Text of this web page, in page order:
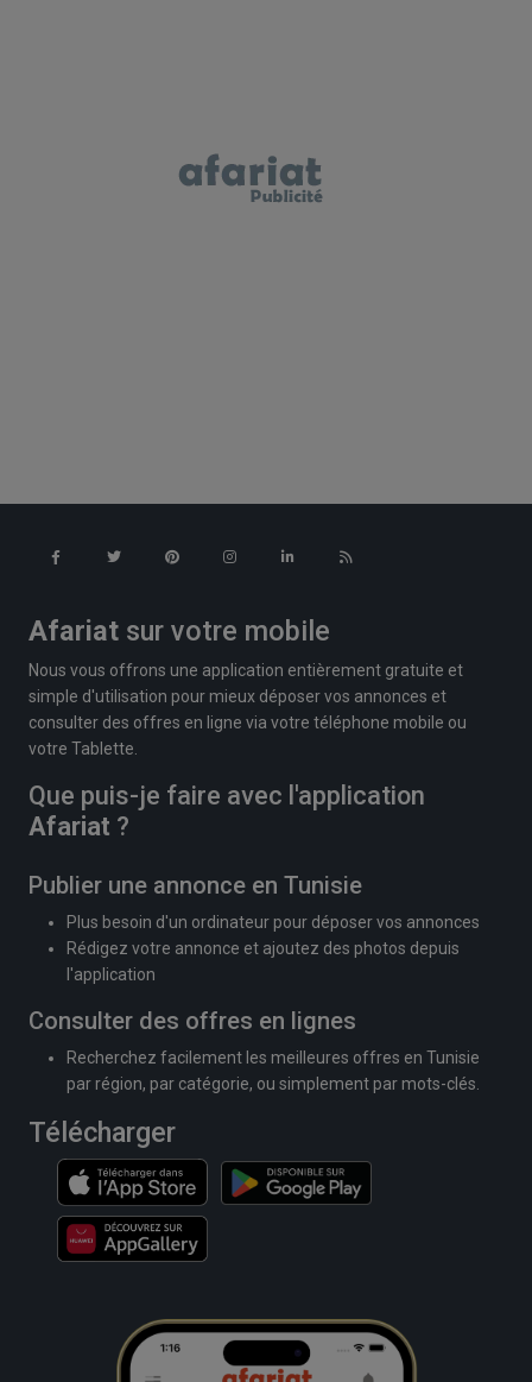
Afariat sur votre mobile
Nous vous offrons une application entièrement gratuite et
simple d'utilisation pour mieux déposer vos annonces et
consulter des offres en ligne via votre téléphone mobile ou
votre Tablette.
Que puis-je faire avec l'application
Afariat ?
Publier une annonce en Tunisie
Plus besoin d'un ordinateur pour déposer vos annonces
Rédigez votre annonce et ajoutez des photos depuis
l'application
Consulter des offres en lignes
Recherchez facilement les meilleures offres en Tunisie
par région, par catégorie, ou simplement par mots-clés.
Télécharger